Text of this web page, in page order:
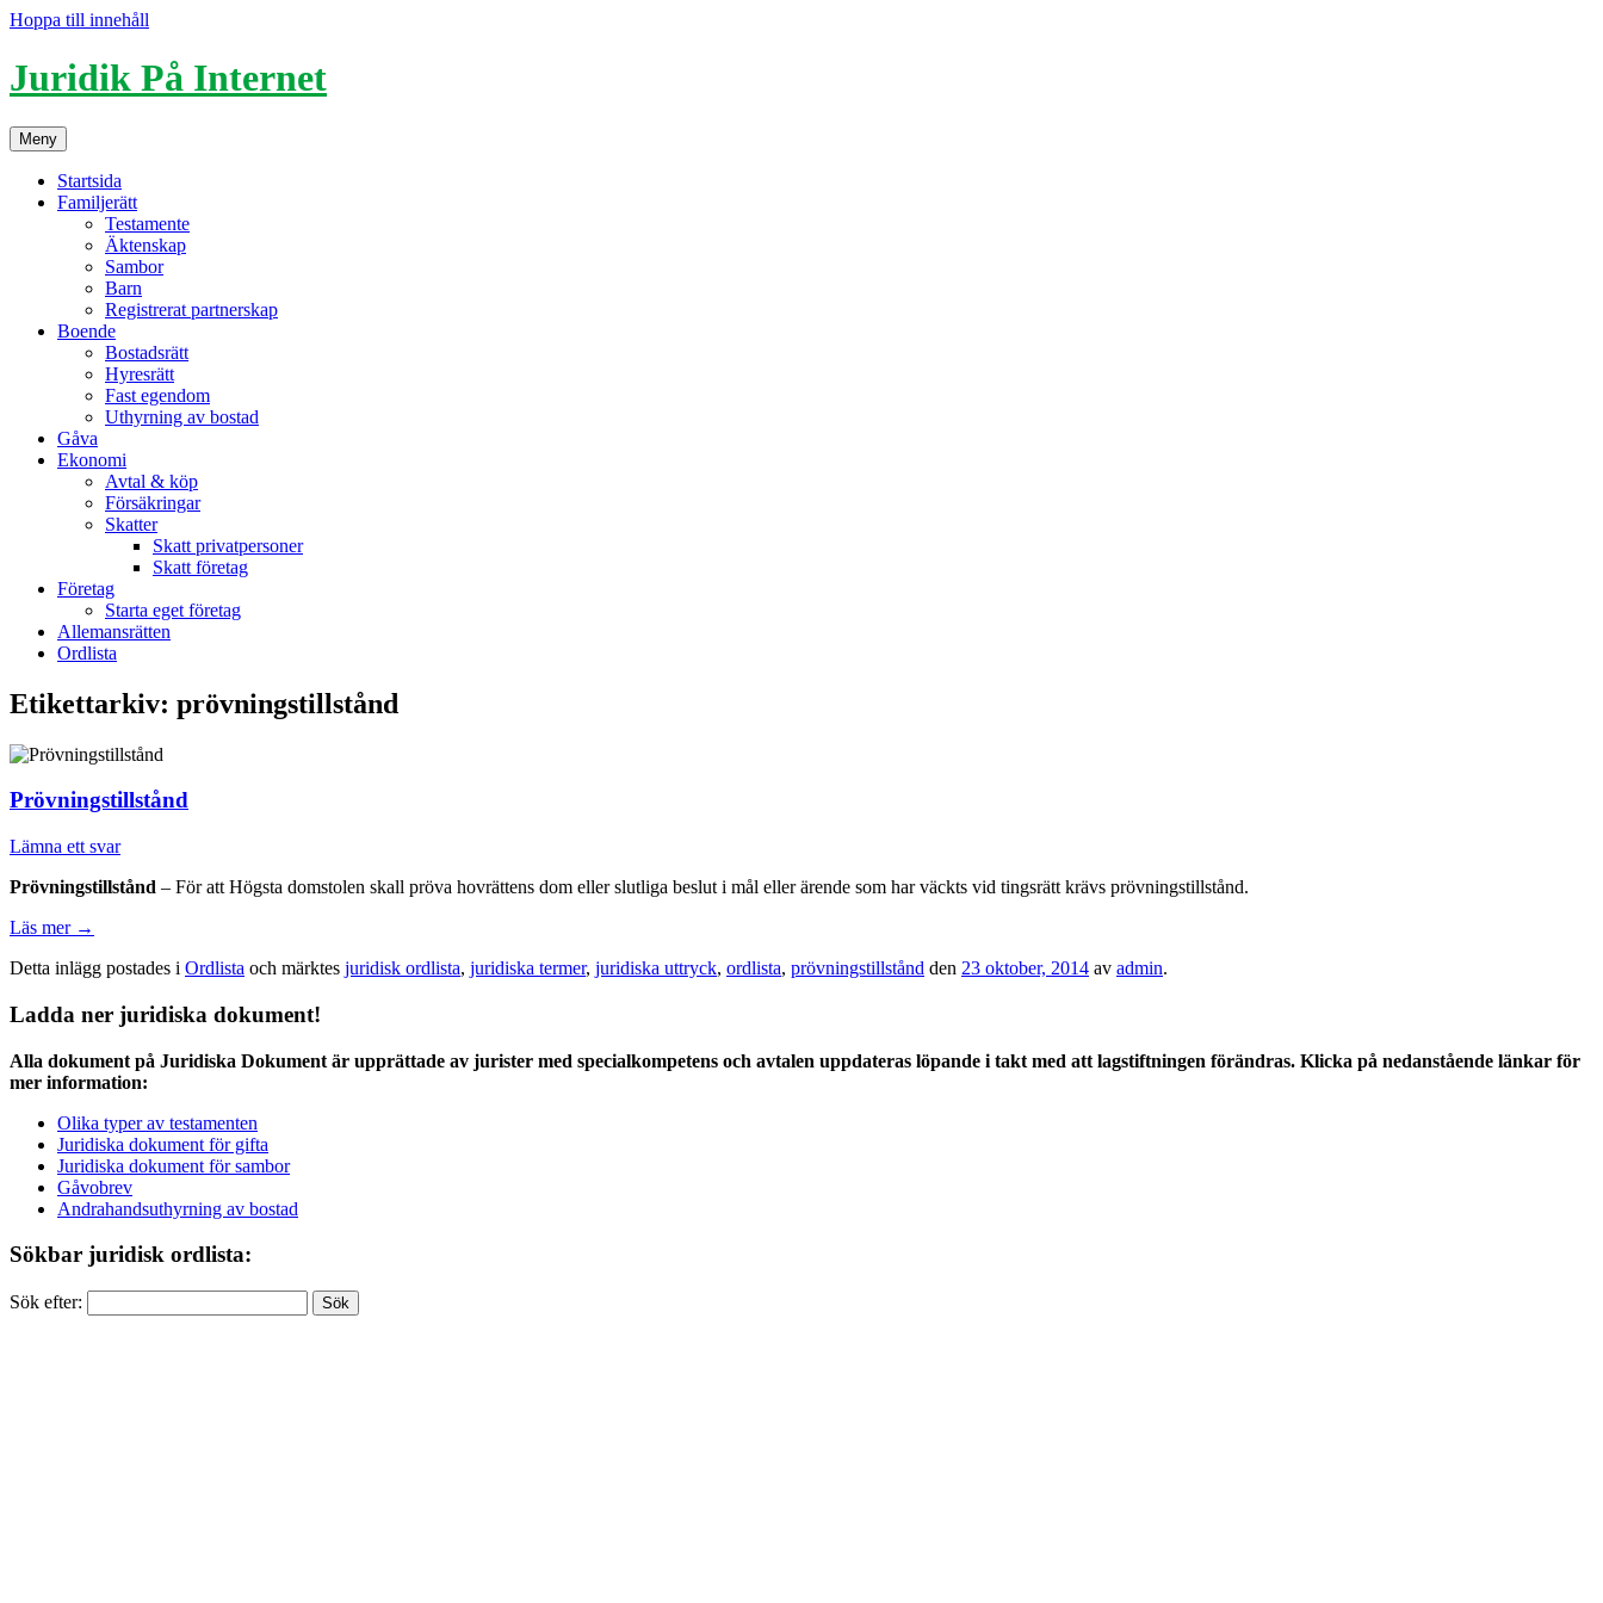
Hoppa till innehåll
Juridik På Internet
Meny
Startsida
Familjerätt
Testamente
Äktenskap
Sambor
Barn
Registrerat partnerskap
Boende
Bostadsrätt
Hyresrätt
Fast egendom
Uthyrning av bostad
Gåva
Ekonomi
Avtal & köp
Försäkringar
Skatter
Skatt privatpersoner
Skatt företag
Företag
Starta eget företag
Allemansrätten
Ordlista
Etikettarkiv: prövningstillstånd
Prövningstillstånd
Lämna ett svar
Prövningstillstånd – För att Högsta domstolen skall pröva hovrättens dom eller slutliga beslut i mål eller ärende som har väckts vid tingsrätt krävs prövningstillstånd.
Läs mer →
Detta inlägg postades i Ordlista och märktes juridisk ordlista, juridiska termer, juridiska uttryck, ordlista, prövningstillstånd den 23 oktober, 2014 av admin.
Ladda ner juridiska dokument!
Alla dokument på Juridiska Dokument är upprättade av jurister med specialkompetens och avtalen uppdateras löpande i takt med att lagstiftningen förändras. Klicka på nedanstående länkar för
mer information:
Olika typer av testamenten
Juridiska dokument för gifta
Juridiska dokument för sambor
Gåvobrev
Andrahandsuthyrning av bostad
Sökbar juridisk ordlista:
Sök efter: